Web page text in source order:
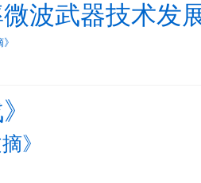
波武器技术发
》